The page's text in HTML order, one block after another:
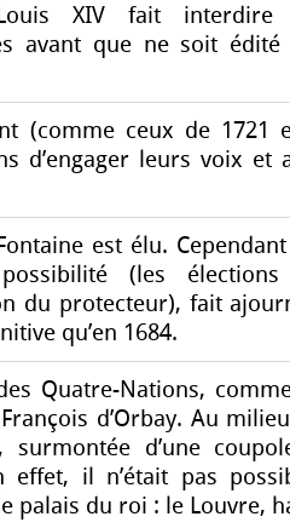
XIV fait interdire
avant que ne soit édité
(comme ceux de 1721
d’engager leurs voix et
est élu.
(les
du protecteur), fait
qu’en 1684.
Quatre-Nations,
d’Orbay. Au
surmontée d’une
effet, il n’était pas
palais du roi : le Louvre,